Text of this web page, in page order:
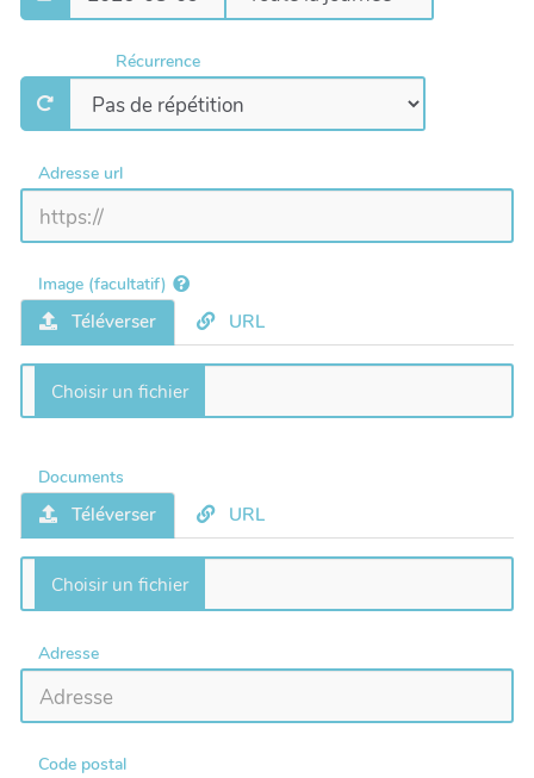
Récurrence
Adresse url
Image (facultatif)
Téléverser URL
Documents
Téléverser URL
Adresse
Code postal